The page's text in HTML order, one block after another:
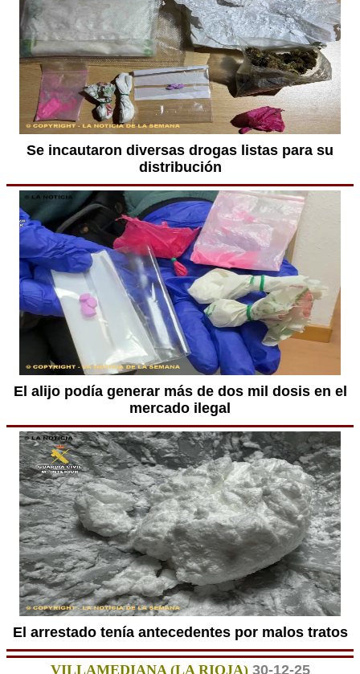
Se incautaron diversas drogas listas para su
distribución
El alijo podía generar más de dos mil dosis en el
mercado ilegal
El arrestado tenía antecedentes por malos tratos
VILLAMEDIANA (LA RIOJA) 30-12-25